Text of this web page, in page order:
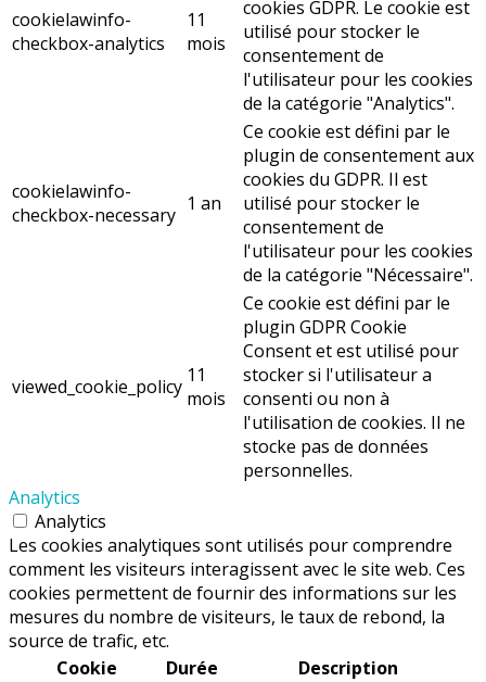
cookielawinfo-
checkbox-analytics
11
mois
cookies GDPR. Le cookie est
utilisé pour stocker le
consentement de
l'utilisateur pour les cookies
de la catégorie "Analytics".
cookielawinfo-
checkbox-necessary 1 an
Ce cookie est défini par le
plugin de consentement aux
cookies du GDPR. Il est
utilisé pour stocker le
consentement de
l'utilisateur pour les cookies
de la catégorie "Nécessaire".
viewed_cookie_policy 11
mois
Ce cookie est défini par le
plugin GDPR Cookie
Consent et est utilisé pour
stocker si l'utilisateur a
consenti ou non à
l'utilisation de cookies. Il ne
stocke pas de données
personnelles.
Analytics
Analytics
Les cookies analytiques sont utilisés pour comprendre
comment les visiteurs interagissent avec le site web. Ces
cookies permettent de fournir des informations sur les
mesures du nombre de visiteurs, le taux de rebond, la
source de trafic, etc.
Cookie
Durée Description